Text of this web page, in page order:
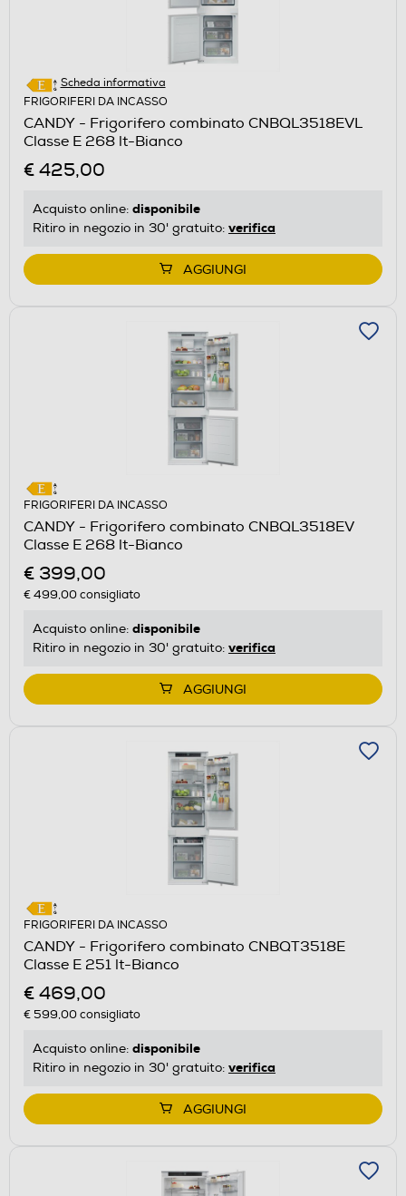
Scheda informativa
FRIGORIFERI DA INCASSO
CANDY - Frigorifero combinato CNBQL3518EVL
Classe E 268 lt-Bianco
€ 425,00
Acquisto online: disponibile
Ritiro in negozio in 30' gratuito: verifica
AGGIUNGI
FRIGORIFERI DA INCASSO
CANDY - Frigorifero combinato CNBQL3518EV
Classe E 268 lt-Bianco
€ 399,00
€ 499,00consigliato
Acquisto online: disponibile
Ritiro in negozio in 30' gratuito: verifica
AGGIUNGI
FRIGORIFERI DA INCASSO
CANDY - Frigorifero combinato CNBQT3518E
Classe E 251 lt-Bianco
€ 469,00
€ 599,00consigliato
Acquisto online: disponibile
Ritiro in negozio in 30' gratuito: verifica
AGGIUNGI